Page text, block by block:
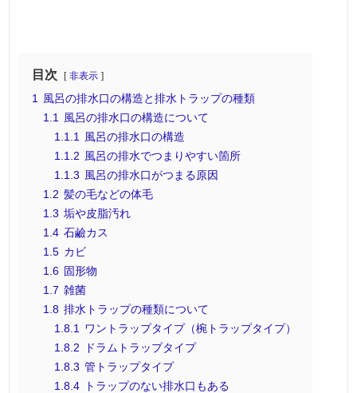
目次 非表示
1
風呂の排水口の構造と排水トラップの種類
1.1
風呂の排水口の構造について
1.1.1
風呂の排水口の構造
1.1.2
風呂の排水でつまりやすい箇所
1.1.3
風呂の排水口がつまる原因
1.2 髪の毛などの体毛
1.3 垢や皮脂汚れ
1.4 石鹼カス
1.5 カビ
1.6 固形物
1.7 雑菌
1.8 排水トラップの種類について
1.8.1
ワントラップタイプ（椀トラップタイプ）
1.8.2
ドラムトラップタイプ
1.8.3 管トラップタイプ
1.8.4
トラップのない排水口もある